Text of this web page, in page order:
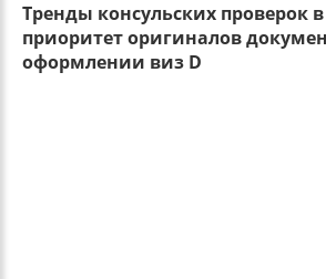
Тренды консульских проверок в
приоритет оригиналов
оформлении виз D